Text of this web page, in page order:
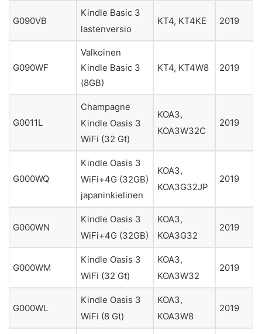
G090VB
Kindle Basic 3
lastenversio
KT4, KT4KE 2019
G090WF
Valkoinen
Kindle Basic 3
(8GB)
KT4, KT4W8 2019
G0011L
Champagne
Kindle Oasis 3
WiFi (32 Gt)
KOA3,
KOA3W32C
2019
G000WQ
Kindle Oasis 3
WiFi+4G (32GB)
japaninkielinen
KOA3,
KOA3G32JP
2019
G000WN
Kindle Oasis 3
WiFi+4G (32GB)
KOA3,
KOA3G32
2019
G000WM
Kindle Oasis 3
WiFi (32 Gt)
KOA3,
KOA3W32
2019
G000WL
Kindle Oasis 3
WiFi (8 Gt)
KOA3,
KOA3W8
2019